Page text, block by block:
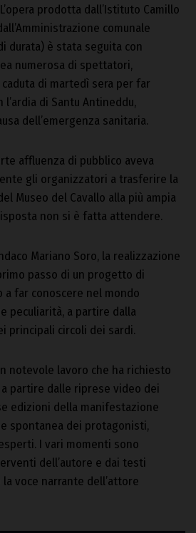
prodotta dall’Istituto Camillo
comunale
durata) è stata seguita con
numerosa di spettatori,
di martedì sera per far
di Santu Antineddu,
dell’emergenza sanitaria.
affluenza di pubblico aveva
gli organizzatori a trasferire la
Museo del Cavallo alla più ampia
non si è fatta attendere.
Mariano Soro, la realizzazione
passo di un progetto di
far conoscere nel mondo
peculiarità, a partire dalla
principali circoli dei sardi.
notevole lavoro che ha richiesto
partire dalle riprese video dei
edizioni della manifestazione
spontanea dei protagonisti,
I vari momenti sono
dell’autore e dai testi
voce narrante dell’attore